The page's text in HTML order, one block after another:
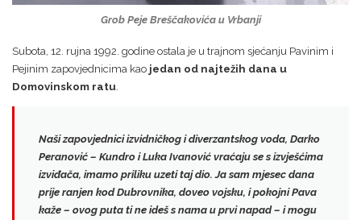
Grob Peje Breščakovića u Vrbanji
Subota, 12. rujna 1992. godine ostala je u trajnom sjećanju Pavinim i
Pejinim zapovjednicima kao jedan od najtežih dana u
Domovinskom ratu
Naši zapovjednici izvidničkog i diverzantskog voda, Darko
Peranović – Kundro iLuka Ivanović vraćaju se s izvješćima
izviđača, imamo priliku uzeti taj dio. Ja sam mjesec dana
prije ranjen kod Dubrovnika, doveo vojsku, i pokojniPava
kaže – ovog puta ti ne ideš s nama u prvi napad– i mogu